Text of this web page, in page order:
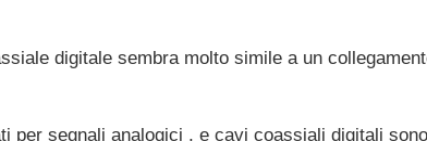
digitale sembra molto simile a un
per segnali analogici , e cavi coassiali digitali